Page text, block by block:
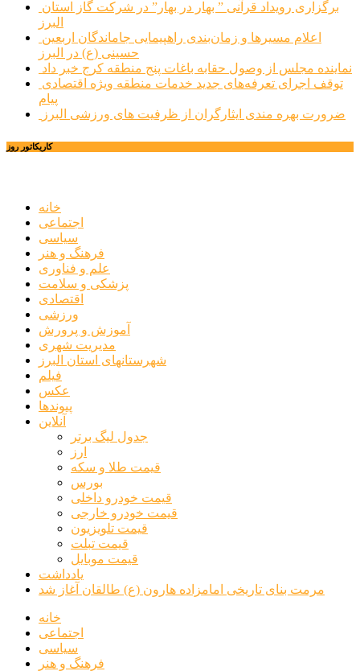
البرز
حسینی (ع) در البرز
نماینده مجلس از وصول حقابه باغات پنج منطقه کرج خبر داد
پیام
ضرورت بهره مندی ایثارگران از ظرفیت های ورزشی البرز
کاریکاتور روز
خانه
اجتماعی
سیاسی
فرهنگ و هنر
علم و فناوری
پزشکی و سلامت
اقتصادی
ورزشی
آموزش و پرورش
مدیریت شهری
شهرستانهای استان البرز
فیلم
عکس
پیوندها
آنلاین
جدول لیگ برتر
ارز
قیمت طلا و سکه
بورس
قیمت خودرو داخلی
قیمت خودرو خارجی
قیمت تلویزیون
قیمت تبلت
قیمت موبایل
یادداشت
مرمت بنای تاریخی امامزاده هارون (ع) طالقان آغاز شد
خانه
اجتماعی
سیاسی
فرهنگ و هنر